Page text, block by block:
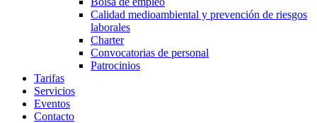
Calidad medioambiental y prevención de riesgos
laborales
Charter
Convocatorias de personal
Patrocinios
Tarifas
Servicios
Eventos
Contacto